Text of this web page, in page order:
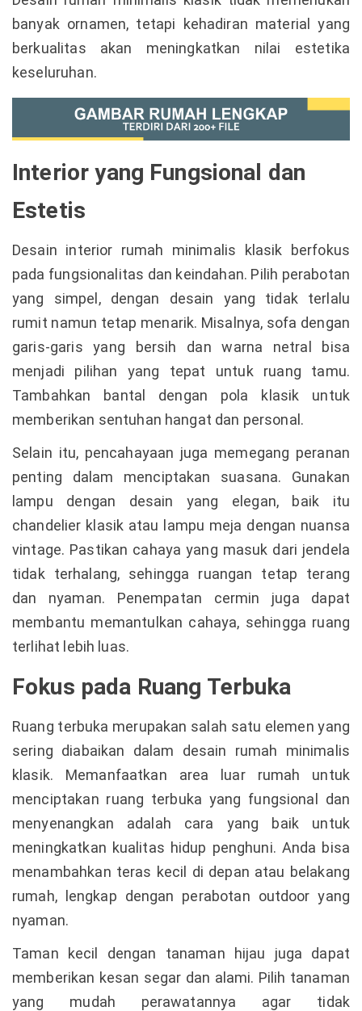
banyak ornamen, tetapi kehadiran material yang
berkualitas akan meningkatkan nilai estetika
keseluruhan.
Interior yang Fungsional dan
Estetis
Desain interior rumah minimalis klasik berfokus
pada fungsionalitas dan keindahan. Pilih perabotan
yang simpel, dengan desain yang tidak terlalu
rumit namun tetap menarik. Misalnya, sofa dengan
garis-garis yang bersih dan warna netral bisa
menjadi pilihan yang tepat untuk ruang tamu.
Tambahkan bantal dengan pola klasik untuk
memberikan sentuhan hangat dan personal.
Selain itu, pencahayaan juga memegang peranan
penting dalam menciptakan suasana. Gunakan
lampu dengan desain yang elegan, baik itu
chandelier klasik atau lampu meja dengan nuansa
vintage. Pastikan cahaya yang masuk dari jendela
tidak terhalang, sehingga ruangan tetap terang
dan nyaman. Penempatan cermin juga dapat
membantu memantulkan cahaya, sehingga ruang
terlihat lebih luas.
Fokus pada Ruang Terbuka
Ruang terbuka merupakan salah satu elemen yang
sering diabaikan dalam desain rumah minimalis
klasik. Memanfaatkan area luar rumah untuk
menciptakan ruang terbuka yang fungsional dan
menyenangkan adalah cara yang baik untuk
meningkatkan kualitas hidup penghuni. Anda bisa
menambahkan teras kecil di depan atau belakang
rumah, lengkap dengan perabotan outdoor yang
nyaman.
Taman kecil dengan tanaman hijau juga dapat
memberikan kesan segar dan alami. Pilih tanaman
yang mudah perawatannya agar tidak